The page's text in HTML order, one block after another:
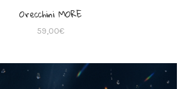
Orecchini MORE
59,00€